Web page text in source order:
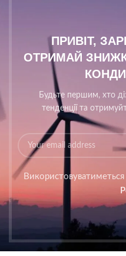
ПРИВІТ,
ОТРИМАЙ
Будьте першим, хто
тенденції та